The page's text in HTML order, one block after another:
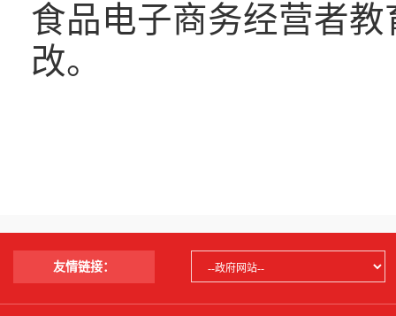
食品电子商务经营者
改。
友情链接：